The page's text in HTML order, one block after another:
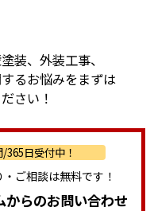
装、外装工事、
るお悩みをまずは
さい！
365日受付中！
ご相談は無料です！
からのお問い合わせ